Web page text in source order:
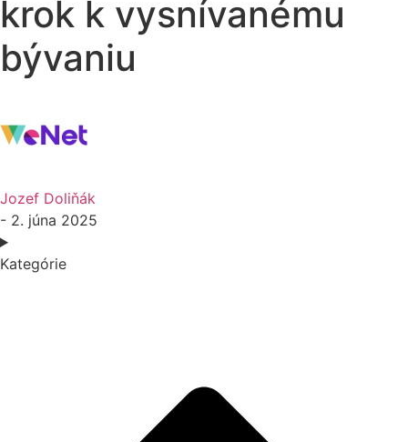
krok k vysnívanému
bývaniu
Jozef Doliňák
- 2. júna 2025
Kategórie